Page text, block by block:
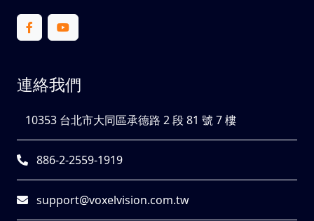
連絡我們
10353 台北市大同區承德路 2 段 81 號 7 樓
886-2-2559-1919
support@voxelvision.com.tw